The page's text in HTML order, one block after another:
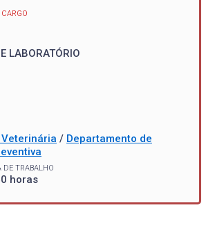
LABORATÓRIO
/ Departamento de
DE TRABALHO
horas